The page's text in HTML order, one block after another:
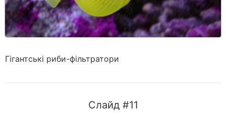
Гігантські риби-фільтратори
Слайд #11